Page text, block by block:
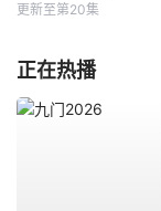
更新至第20集
正在热播